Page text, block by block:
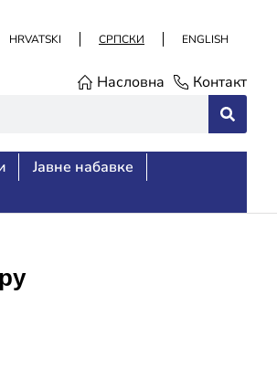
HRVATSKI СРПСКИ ENGLISH
Насловна Контакт
Јавне набавке